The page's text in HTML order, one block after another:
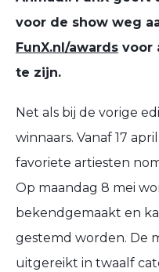
voor de show weg
FunX.nl/awards voor
te zijn.
Net als bij de vorige
winnaars. Vanaf 17
favoriete artiesten
Op maandag 8 mei
bekendgemaakt en
gestemd worden. De
uitgereikt in twaalf